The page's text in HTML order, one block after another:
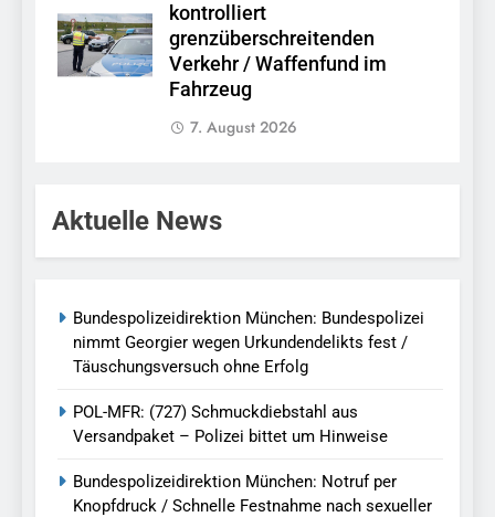
kontrolliert
grenzüberschreitenden
Verkehr / Waffenfund im
Fahrzeug
7. August 2026
Aktuelle News
Bundespolizeidirektion München: Bundespolizei
nimmt Georgier wegen Urkundendelikts fest /
Täuschungsversuch ohne Erfolg
POL-MFR: (727) Schmuckdiebstahl aus
Versandpaket – Polizei bittet um Hinweise
Bundespolizeidirektion München: Notruf per
Knopfdruck / Schnelle Festnahme nach sexueller